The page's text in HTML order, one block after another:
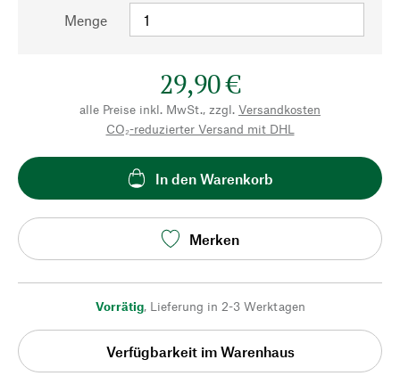
Menge
29,90 €
alle Preise inkl. MwSt., zzgl. Versandkosten
CO₂-reduzierter Versand mit DHL
In den Warenkorb
Merken
Vorrätig, Lieferung in 2-3 Werktagen
Verfügbarkeit im Warenhaus